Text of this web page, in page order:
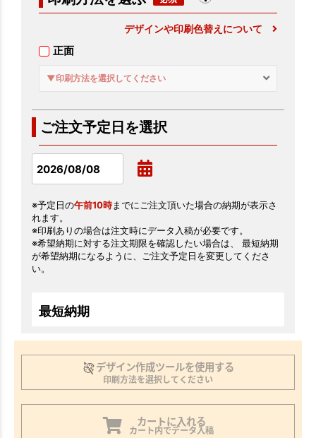
デザインや印刷色替えについて
正面
▼印刷方法を選択してください
ご注文予定日を選択
※予定日の午前10時までにご注文頂いた場合の納期が表示さ
れます。
※印刷ありの場合は注文時にデータ入稿が必要です。
※希望納期に対する注文期限を確認したい場合は、 最短納期
が希望納期になるように、ご注文予定日を変更してくださ
い。
最短納期
デザイン作成ツールを使用する
印刷方法を選択してください
カートに入れる
カート内でデータ入稿